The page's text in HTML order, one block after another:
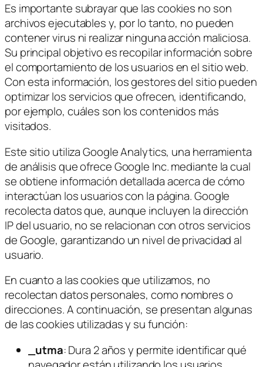
Es importante subrayar que las cookies no son
archivos ejecutables y, por lo tanto, no pueden
contener virus ni realizar ninguna acción maliciosa.
Su principal objetivo es recopilar información sobre
el comportamiento de los usuarios en el sitio web.
Con esta información, los gestores del sitio pueden
optimizar los servicios que ofrecen, identificando,
por ejemplo, cuáles son los contenidos más
visitados.
Este sitio utiliza Google Analytics, una herramienta
de análisis que ofrece Google Inc. mediante la cual
se obtiene información detallada acerca de cómo
interactúan los usuarios con la página. Google
recolecta datos que, aunque incluyen la dirección
IP del usuario, no se relacionan con otros servicios
de Google, garantizando un nivel de privacidad al
usuario.
En cuanto a las cookies que utilizamos, no
recolectan datos personales, como nombres o
direcciones. A continuación, se presentan algunas
de las cookies utilizadas y su función:
_utma: Dura 2 años y permite identificar qué